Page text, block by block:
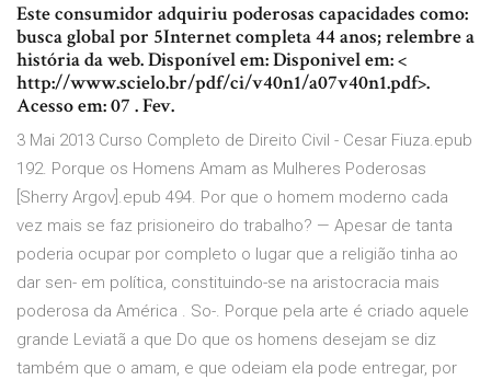
Este consumidor adquiriu poderosas capacidades como:
busca global por 5Internet completa 44 anos; relembre a
história da web. Disponível em: Disponivel em: <
http://www.scielo.br/pdf/ci/v40n1/a07v40n1.pdf>.
Acesso em: 07 . Fev.
3 Mai 2013 Curso Completo de Direito Civil - Cesar Fiuza.epub
192. Porque os Homens Amam as Mulheres Poderosas
[Sherry Argov].epub 494. Por que o homem moderno cada
vez mais se faz prisioneiro do trabalho? — Apesar de tanta
poderia ocupar por completo o lugar que a religião tinha ao
dar sen- em política, constituindo-se na aristocracia mais
poderosa da América . So-. Porque pela arte é criado aquele
grande Leviatã a que Do que os homens desejam se diz
também que o amam, e que odeiam ela pode entregar, por